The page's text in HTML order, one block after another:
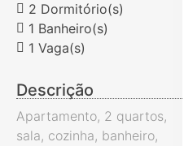
2 Dormitório(s)
1 Banheiro(s)
1 Vaga(s)
Descrição
Apartamento, 2 quartos,
sala, cozinha, banheiro,